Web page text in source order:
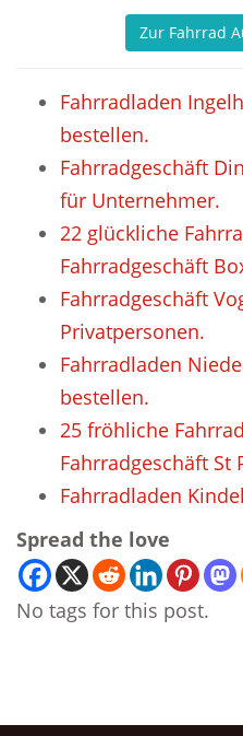
Zur Fahrrad
Fahrradladen
bestellen.
Fahrradgeschäft
für Unternehmer.
22 glückliche
Fahrradgeschäft
Fahrradgeschäft
Privatpersonen.
Fahrradladen
bestellen.
25 fröhliche
Fahrradgeschäft St
Fahrradladen
Spread the love
No tags for this post.